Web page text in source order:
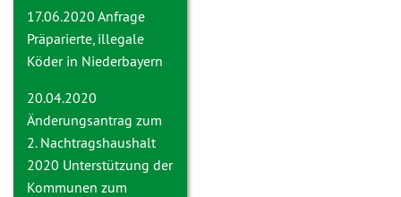
17.06.2020 Anfrage
Präparierte, illegale
Köder in Niederbayern
20.04.2020
Änderungsantrag zum
2. Nachtragshaushalt
2020 Unterstützung der
Kommunen zum